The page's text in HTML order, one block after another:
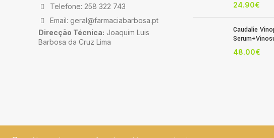
Telefone: 258 322 743
Email: geral@farmaciabarbosa.pt
Direcção Técnica: Joaquim Luis
Barbosa da Cruz Lima
24.90€
Caudalie
48.00€